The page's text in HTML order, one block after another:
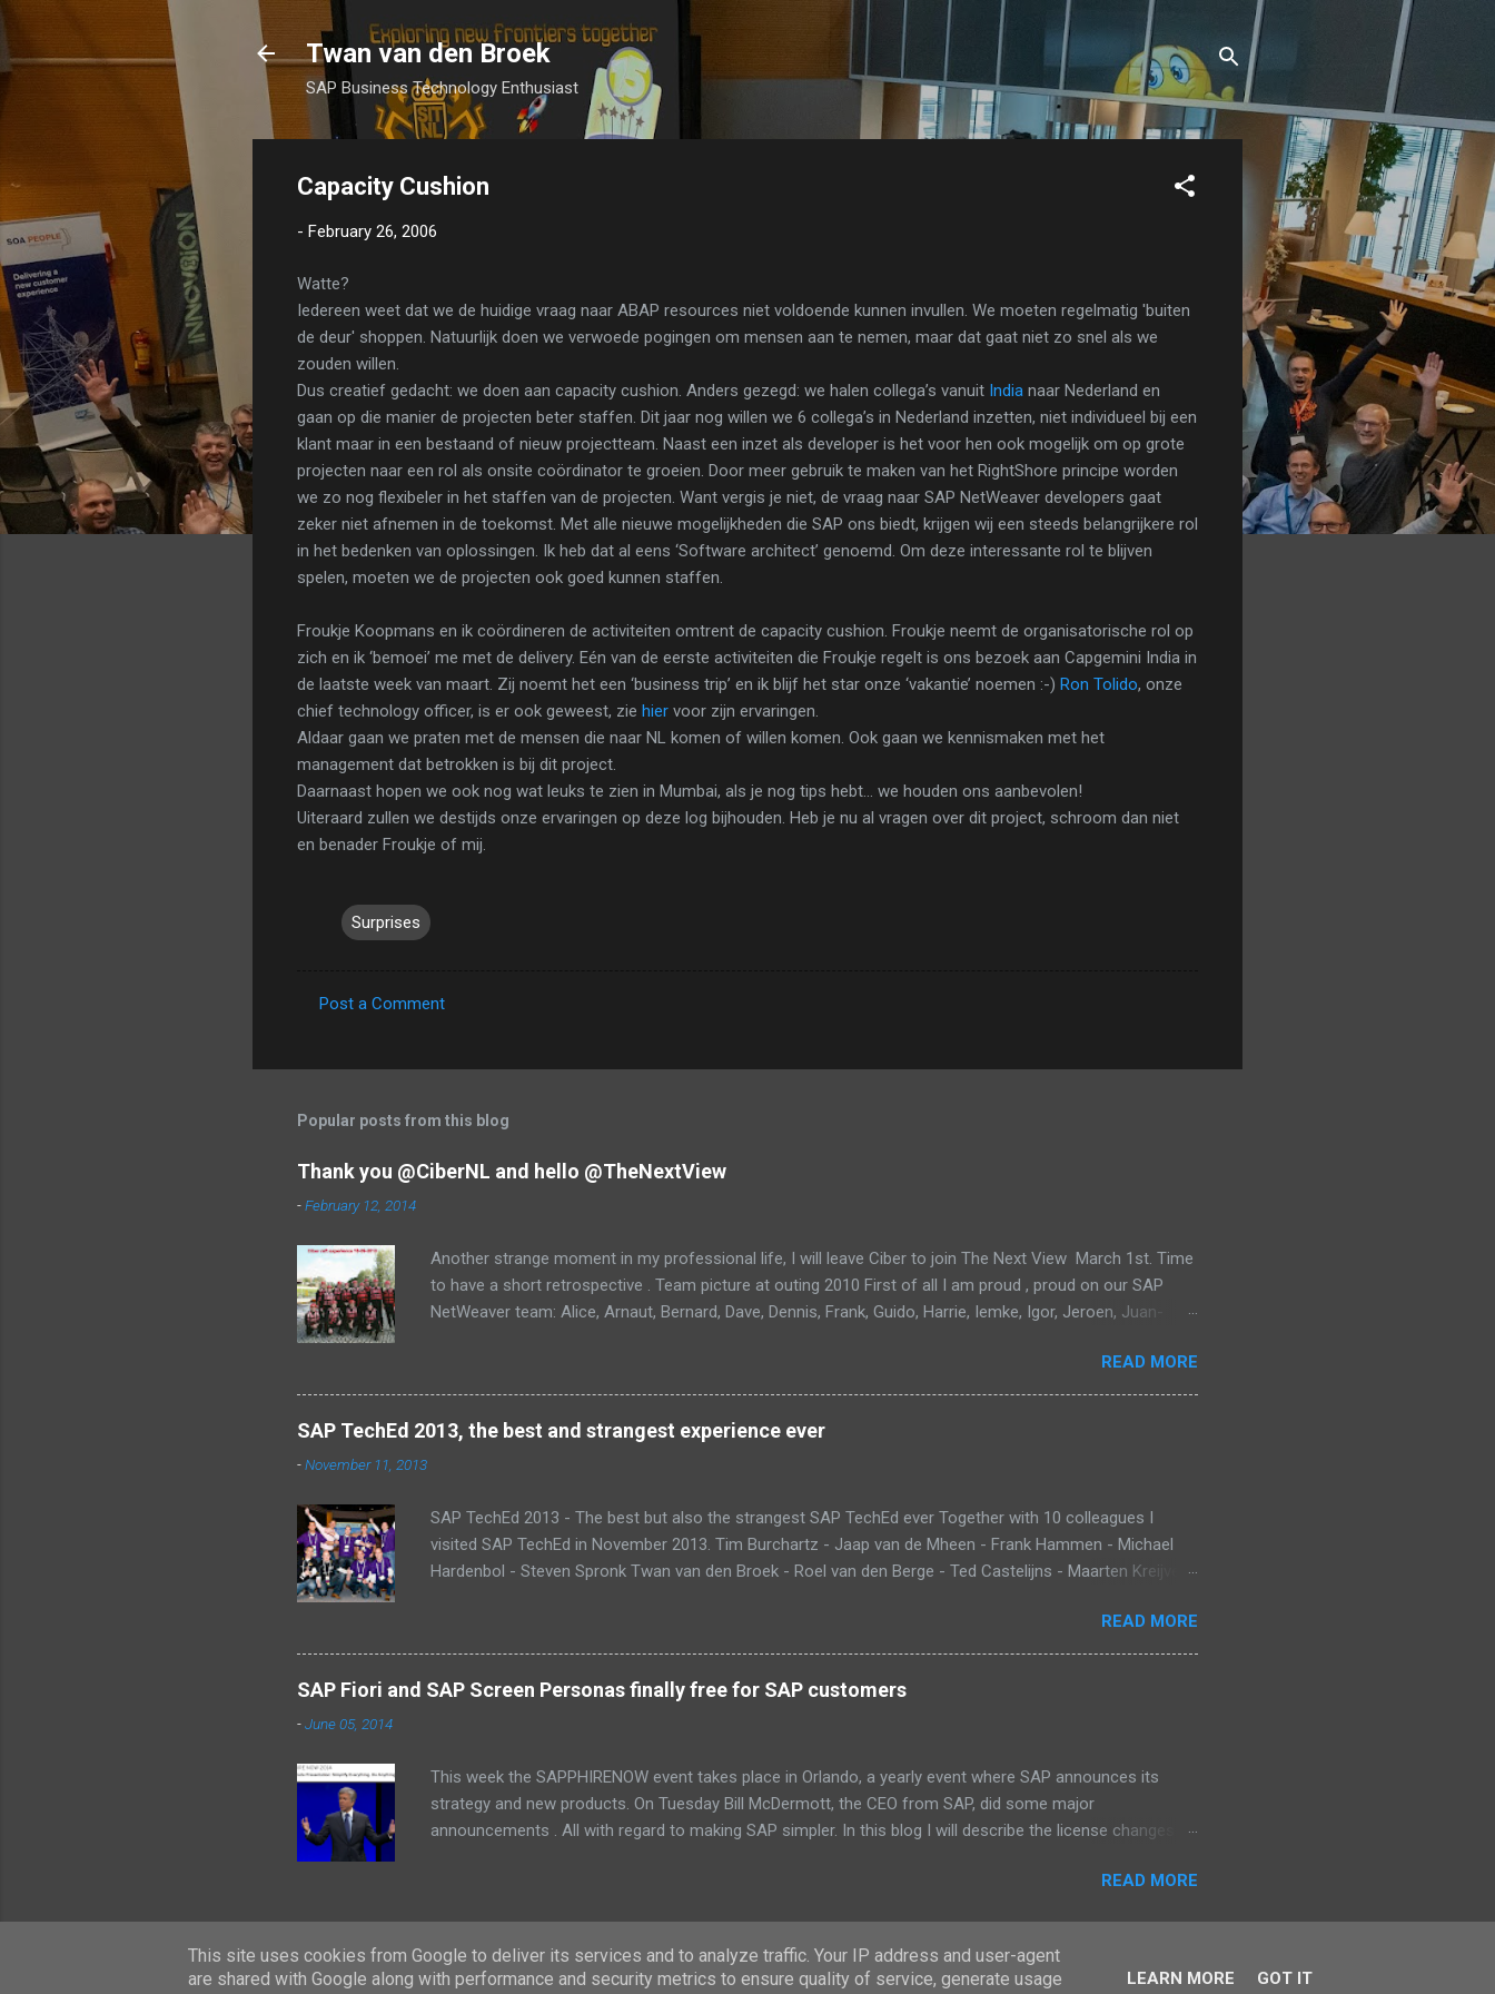
Twan van den Broek
SAP Business Technology Enthusiast
Capacity Cushion
- February 26, 2006
Watte?
Iedereen weet dat we de huidige vraag naar ABAP resources niet voldoende kunnen invullen. We moeten regelmatig 'buiten
de deur' shoppen. Natuurlijk doen we verwoede pogingen om mensen aan te nemen, maar dat gaat niet zo snel als we
zouden willen.
Dus creatief gedacht: we doen aan capacity cushion. Anders gezegd: we halen collega’s vanuit India naar Nederland en
gaan op die manier de projecten beter staffen. Dit jaar nog willen we 6 collega’s in Nederland inzetten, niet individueel bij een
klant maar in een bestaand of nieuw projectteam. Naast een inzet als developer is het voor hen ook mogelijk om op grote
projecten naar een rol als onsite coördinator te groeien. Door meer gebruik te maken van het RightShore principe worden
we zo nog flexibeler in het staffen van de projecten. Want vergis je niet, de vraag naar SAP NetWeaver developers gaat
zeker niet afnemen in de toekomst. Met alle nieuwe mogelijkheden die SAP ons biedt, krijgen wij een steeds belangrijkere rol
in het bedenken van oplossingen. Ik heb dat al eens ‘Software architect’ genoemd. Om deze interessante rol te blijven
spelen, moeten we de projecten ook goed kunnen staffen.
Froukje Koopmans en ik coördineren de activiteiten omtrent de capacity cushion. Froukje neemt de organisatorische rol op
zich en ik ‘bemoei’ me met de delivery. Eén van de eerste activiteiten die Froukje regelt is ons bezoek aan Capgemini India in
de laatste week van maart. Zij noemt het een ‘business trip’ en ik blijf het star onze ‘vakantie’ noemen :-) Ron Tolido, onze
chief technology officer, is er ook geweest, zie hier voor zijn ervaringen.
Aldaar gaan we praten met de mensen die naar NL komen of willen komen. Ook gaan we kennismaken met het
management dat betrokken is bij dit project.
Daarnaast hopen we ook nog wat leuks te zien in Mumbai, als je nog tips hebt… we houden ons aanbevolen!
Uiteraard zullen we destijds onze ervaringen op deze log bijhouden. Heb je nu al vragen over dit project, schroom dan niet
en benader Froukje of mij.
Surprises
m
n
t
s
Post a Comment
Popular posts from this blog
Thank you @CiberNL and hello @TheNextView
-February 12, 2014
Another strange moment in my professional life, I will leave Ciber to join The Next View March 1st. Time
to have a short retrospective . Team picture at outing 2010 First of all I am proud , proud on our SAP
NetWeaver team: Alice, Arnaut, Bernard, Dave, Dennis, Frank, Guido, Harrie, Iemke, Igor, Jeroen, Juan-
READ MORE
SAP TechEd 2013, the best and strangest experience ever
-November 11, 2013
SAP TechEd 2013 - The best but also the strangest SAP TechEd ever Together with 10 colleagues I
visited SAP TechEd in November 2013. Tim Burchartz - Jaap van de Mheen - Frank Hammen - Michael
Hardenbol - Steven Spronk Twan van den Broek - Roel van den Berge - Ted Castelijns - Maarten Kreijveld
schedule) Best Team CloudSitter won the SAP InnoJam on Monday with an app that monitors new born
baby’s on their wellbeing. Premature babies have an higher risk on Sudden Infant Death Syndrome , that’s
why we came up with a sensor that tracks heartbeat, temperature and breathing. Information is stored in
a central database in which thresholds can be validated. If there is reason to warn, the mobile app sends
READ MORE
SAP Fiori and SAP Screen Personas finally free for SAP customers
-June 05, 2014
This week the SAPPHIRENOW event takes place in Orlando, a yearly event where SAP announces its
strategy and new products. On Tuesday Bill McDermott, the CEO from SAP, did some major
announcements . All with regard to making SAP simpler. In this blog I will describe the license changes
READ MORE
Powered by Blogger
This site uses cookies from Google to deliver its services and to analyze traffic. Your IP address and user-agent
are shared with Google along with performance and security metrics to ensure quality of service, generate usage
LEARN MORE GOT IT